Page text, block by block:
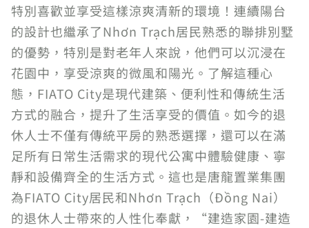
特別喜歡並享受這樣涼爽清新的環境！連續陽台
的設計也繼承了Nhơn Trạch居民熟悉的聯排別墅
的優勢，特別是對老年人來說，他們可以沉浸在
花園中，享受涼爽的微風和陽光。了解這種心
態，FIATO City是現代建築、便利性和傳統生活
方式的融合，提升了生活享受的價值。如今的退
休人士不僅有傳統平房的熟悉選擇，還可以在滿
足所有日常生活需求的現代公寓中體驗健康、寧
靜和設備齊全的生活方式。這也是唐龍置業集團
為FIATO City居民和Nhơn Trạch（Đồng Nai）
的退休人士帶來的人性化奉獻，“建造家園-建造